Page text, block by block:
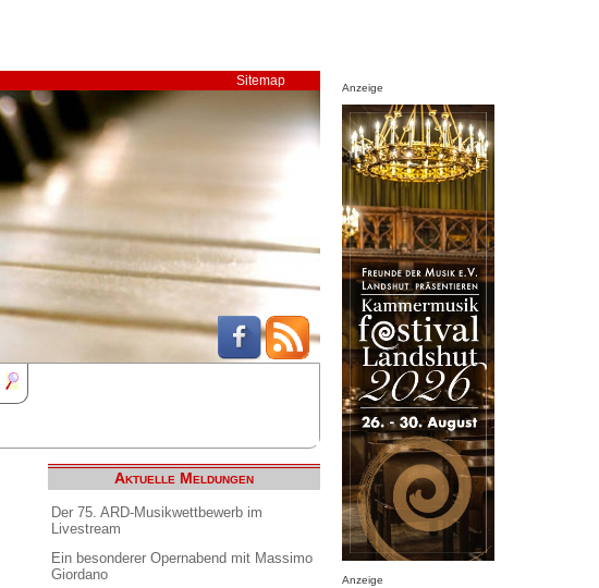
Sitemap
Aktuelle Meldungen
Der 75. ARD-Musikwettbewerb im
Livestream
Ein besonderer Opernabend mit Massimo
Giordano
Anzeige
Anzeige